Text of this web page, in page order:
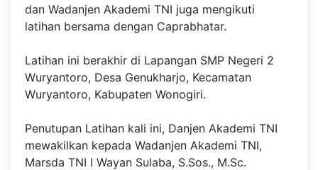
dan Wadanjen Akademi TNI juga mengikuti
latihan bersama dengan Caprabhatar.
Latihan ini berakhir di Lapangan SMP Negeri 2
Wuryantoro, Desa Genukharjo, Kecamatan
Wuryantoro, Kabupaten Wonogiri.
Penutupan Latihan kali ini, Danjen Akademi TNI
mewakilkan kepada Wadanjen Akademi TNI,
Marsda TNI I Wayan Sulaba, S.Sos., M.Sc.